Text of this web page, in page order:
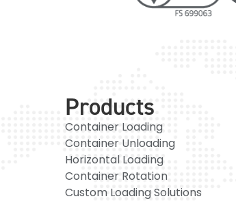
Products
Container Loading
Container Unloading
Horizontal Loading
Container Rotation
Custom Loading Solutions